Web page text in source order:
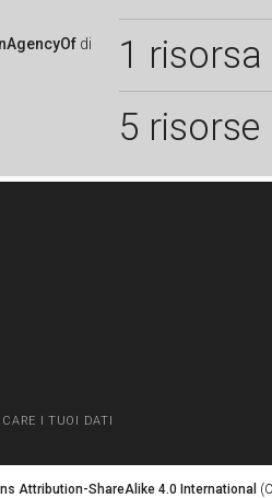
di 1 risorsa
5 risorse
I TUOI DATI
Attribution-ShareAlike 4.0 International